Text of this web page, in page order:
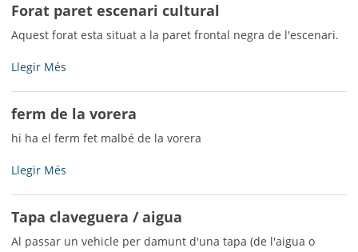
-Forat paret escenari cultural
Aquest forat esta situat a la paret frontal negra de l'escenari.
Forat
cultural
-
Llegir Més
ferm de la vorera
hi ha el ferm fet malbé de la vorera
ferm
vorera
-
Llegir Més
Tapa claveguera / aigua
Al passar un vehicle per damunt d'una tapa (de l'aigua o